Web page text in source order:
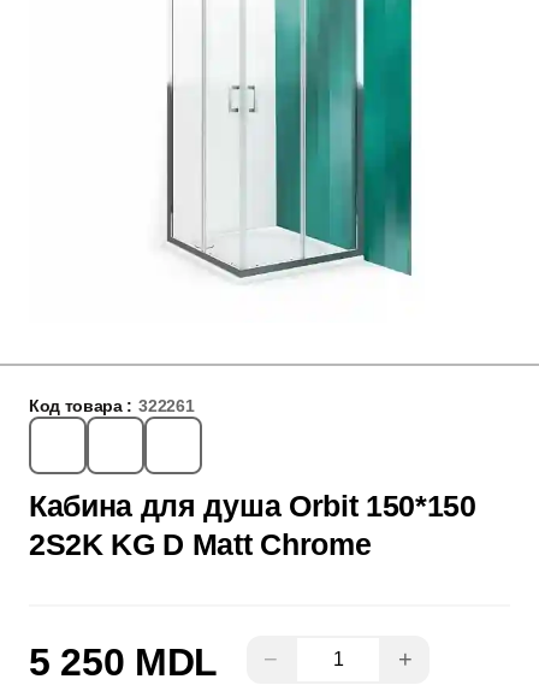
Код товара : 322261
Кабина для душа Orbit 150*150
2S2K KG D Matt Chrome
5 250 MDL − +